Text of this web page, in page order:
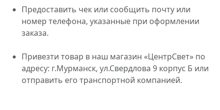
Предоставить чек или сообщить почту или
номер телефона, указанные при оформлении
заказа.
Привезти товар в наш магазин «ЦентрСвет» по
адресу: г.Мурманск, ул.Свердлова 9 корпус Б или
отправить его транспортной компанией.